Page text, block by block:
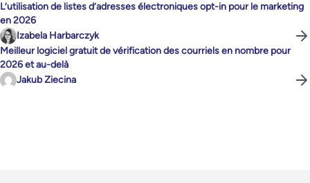
L’utilisation de listes d’adresses électroniques opt-in pour le marketing
en 2026
Izabela Harbarczyk
Meilleur logiciel gratuit de vérification des courriels en nombre pour
2026 et au-delà
Jakub Ziecina